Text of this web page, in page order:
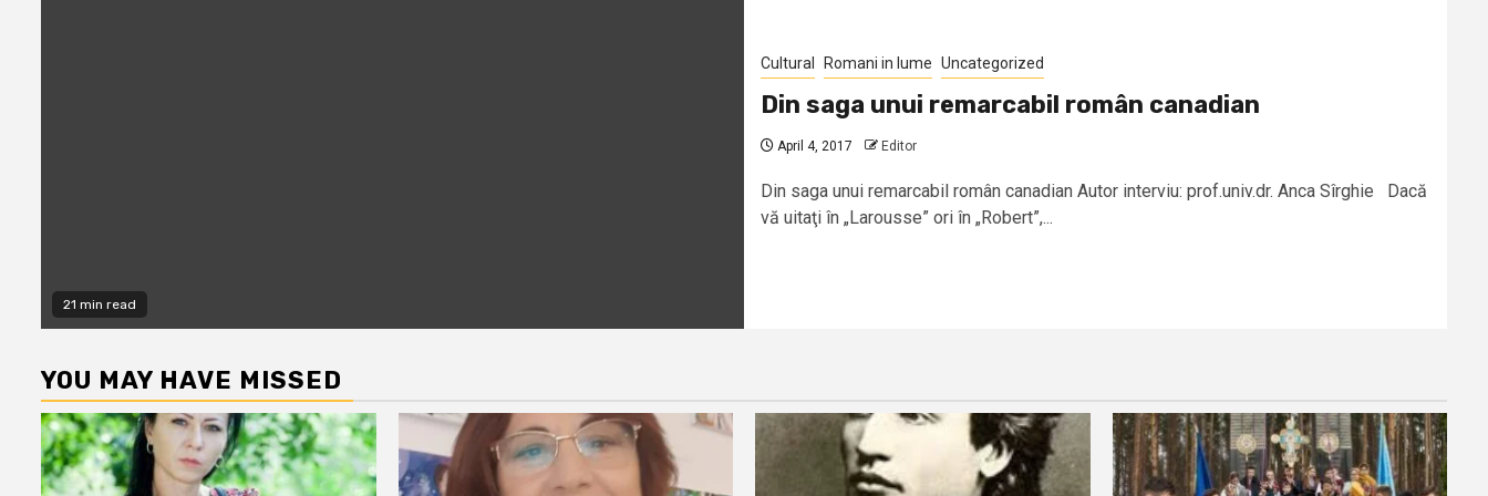
21 min read
Cultural Romani in lume Uncategorized
Din saga unui remarcabil român canadian
April 4, 2017 Editor
Din saga unui remarcabil român canadian Autor interviu: prof.univ.dr. Anca Sîrghie Dacă
vă uitaţi în „Larousse” ori în „Robert”,...
YOU MAY HAVE MISSED